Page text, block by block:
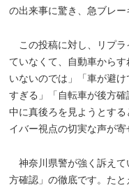
の出来事に驚き、急ブレー
この投稿に対し、リプラ
ていなくて、自動車から
いないのでは」「車が避
すぎる」「自転車が後方
中に真後ろを見ようとす
イバー視点の切実な声が寄
神奈川県警が強く訴えて
方確認」の徹底です。た